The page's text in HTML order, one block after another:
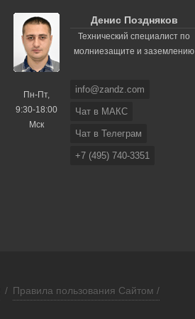
Пн-Пт,
9:30-18:00
Мск
Денис Поздняков
Технический специалист по
молниезащите и заземлению
info@zandz.com
Чат в МАКС
Чат в Телеграм
+7 (495) 740-3351
/ Правила пользования Сайтом /